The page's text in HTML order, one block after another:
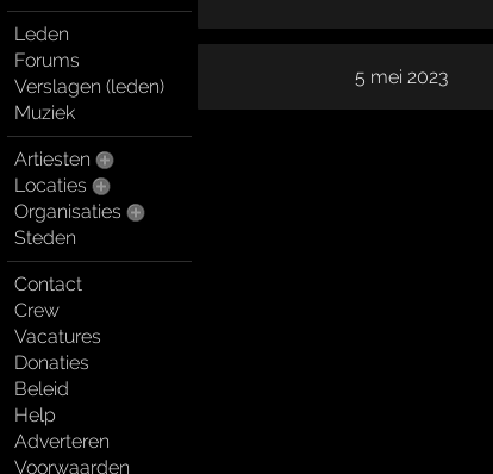
Leden
Forums
Verslagen (leden)
Muziek
Artiesten
Locaties
Organisaties
Steden
Contact
Crew
Vacatures
Donaties
Beleid
Help
Adverteren
Voorwaarden
5 mei 2023